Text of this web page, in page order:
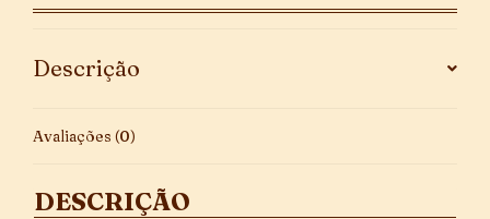
Descrição
Avaliações (0)
DESCRIÇÃO